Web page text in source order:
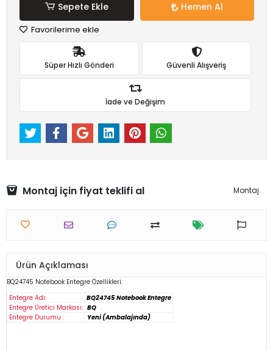
Sepete Ekle Hemen Al
Favorilerime ekle
Süper Hızlı Gönderi Güvenli Alışveriş
İade ve Değişim
Montaj için fiyat teklifi al Montaj
Ürün Açıklaması
BQ24745 Notebook Entegre Özellikleri:
Entegre Adı:
BQ24745 Notebook Entegre
Entegre Üretici Markası: BQ
Entegre Durumu :
Yeni (Ambalajında)